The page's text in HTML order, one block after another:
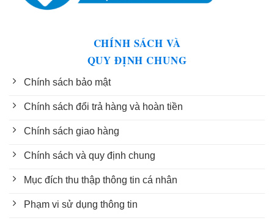
CHÍNH SÁCH VÀ
QUY ĐỊNH CHUNG
Chính sách bảo mật
Chính sách đổi trả hàng và hoàn tiền
Chính sách giao hàng
Chính sách và quy định chung
Mục đích thu thập thông tin cá nhân
Phạm vi sử dụng thông tin